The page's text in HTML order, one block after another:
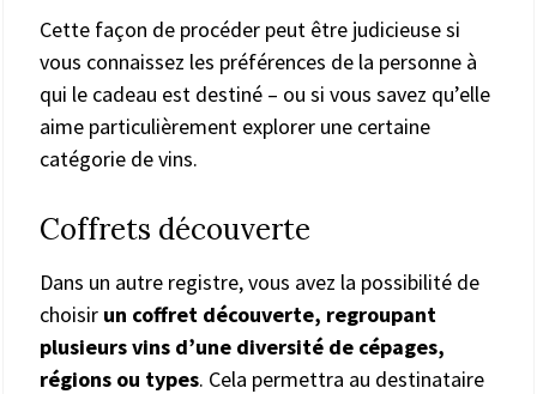
Cette façon de procéder peut être judicieuse si
vous connaissez les préférences de la personne à
qui le cadeau est destiné – ou si vous savez qu’elle
aime particulièrement explorer une certaine
catégorie de vins.
Coffrets découverte
Dans un autre registre, vous avez la possibilité de
choisir un coffret découverte, regroupant
plusieurs vins d’une diversité de cépages,
régions ou types. Cela permettra au destinataire